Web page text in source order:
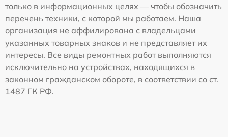
только в информационных целях — чтобы обозначить
перечень техники, с которой мы работаем. Наша
организация не аффилирована с владельцами
указанных товарных знаков и не представляет их
интересы. Все виды ремонтных работ выполняются
исключительно на устройствах, находящихся в
законном гражданском обороте, в соответствии со ст.
1487 ГК РФ.